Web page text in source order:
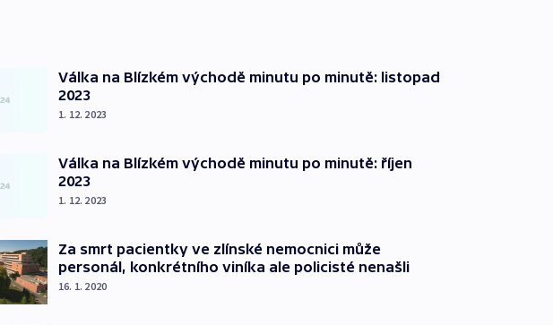
Válka na Blízkém východě minutu po minutě: listopad
2023
1. 12. 2023
Válka na Blízkém východě minutu po minutě: říjen
2023
1. 12. 2023
Za smrt pacientky ve zlínské nemocnici může
personál, konkrétního viníka ale policisté nenašli
16. 1. 2020